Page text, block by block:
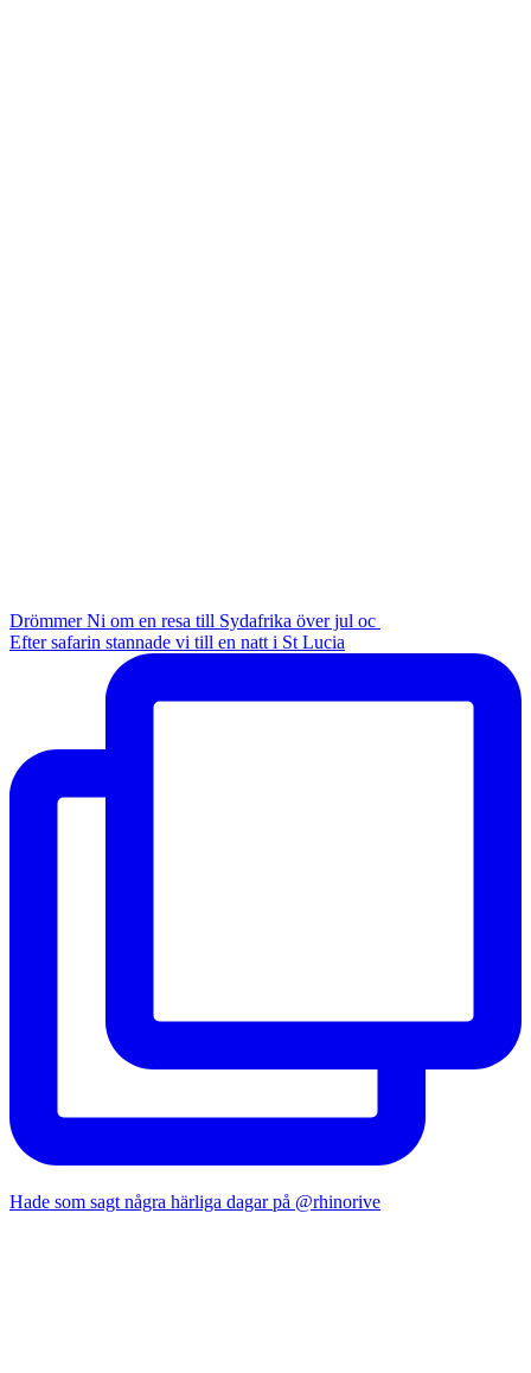
Drömmer Ni om en resa till Sydafrika över jul oc
Efter safarin stannade vi till en natt i St Lucia
Hade som sagt några härliga dagar på @rhinorive